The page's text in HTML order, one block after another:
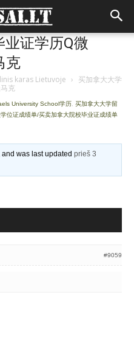
证学历Q微
克
karas Lietuvoje › 买加拿大大学
克
University School学历 买加拿大大学留
位证成绩单/买卖加拿大院校毕业证成绩单
and was last updatedprieš 3
#9059